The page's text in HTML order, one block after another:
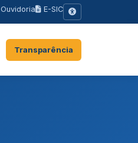
Ouvidoria E-SIC
Transparência